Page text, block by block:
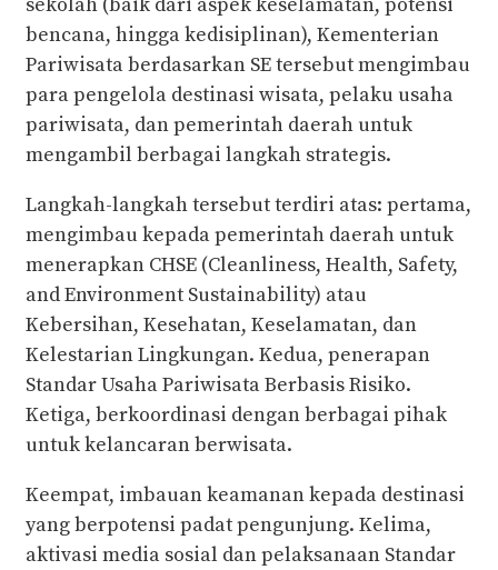
bencana, hingga kedisiplinan), Kementerian
Pariwisata berdasarkan SE tersebut mengimbau
para pengelola destinasi wisata, pelaku usaha
pariwisata, dan pemerintah daerah untuk
mengambil berbagai langkah strategis.
Langkah-langkah tersebut terdiri atas: pertama,
mengimbau kepada pemerintah daerah untuk
menerapkan CHSE (Cleanliness, Health, Safety,
and Environment Sustainability) atau
Kebersihan, Kesehatan, Keselamatan, dan
Kelestarian Lingkungan. Kedua, penerapan
Standar Usaha Pariwisata Berbasis Risiko.
Ketiga, berkoordinasi dengan berbagai pihak
untuk kelancaran berwisata.
Keempat, imbauan keamanan kepada destinasi
yang berpotensi padat pengunjung. Kelima,
aktivasi media sosial dan pelaksanaan Standar